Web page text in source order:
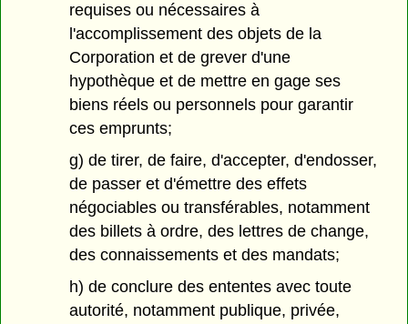
requises ou nécessaires à
l'accomplissement des objets de la
Corporation et de grever d'une
hypothèque et de mettre en gage ses
biens réels ou personnels pour garantir
ces emprunts;
g) de tirer, de faire, d'accepter, d'endosser,
de passer et d'émettre des effets
négociables ou transférables, notamment
des billets à ordre, des lettres de change,
des connaissements et des mandats;
h) de conclure des ententes avec toute
autorité, notamment publique, privée,